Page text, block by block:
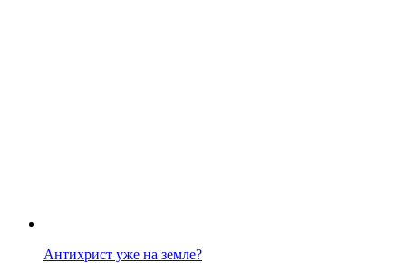
Антихрист уже на земле?